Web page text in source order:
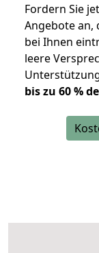
Fordern Sie
Angebote an,
bei Ihnen
leere
bis zu 60 %